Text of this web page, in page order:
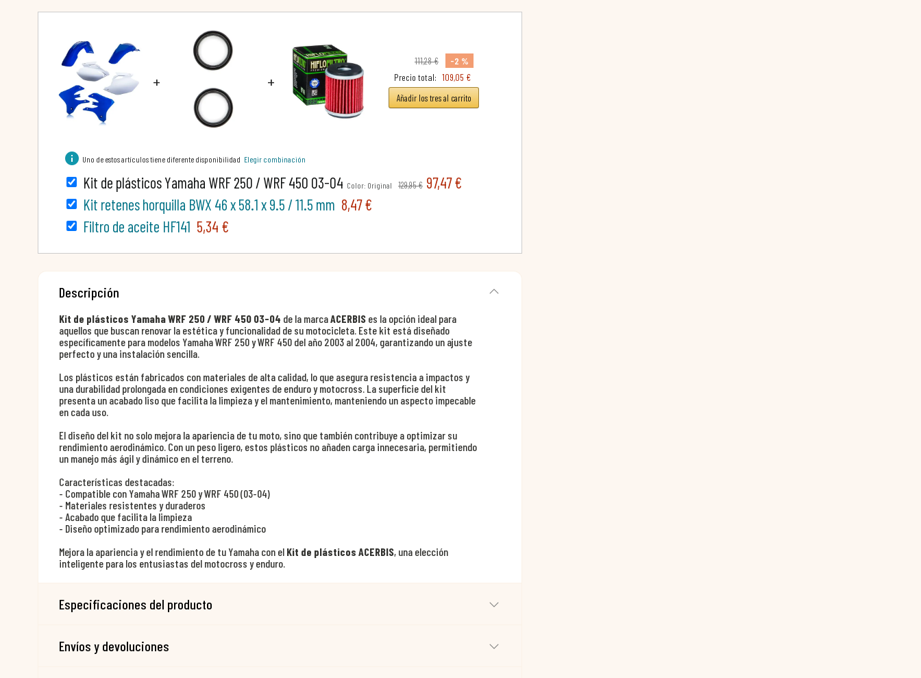
+ +
111,28 €
-2 %
Precio total: 109,05 €
Añadir los tres al carrito
info Uno de estos artículos tiene diferente disponibilidad Elegir combinación
Kit de plásticos Yamaha WRF 250 / WRF 450 03-04 Color: Original 129,95 € 97,47 €
Kit retenes horquilla BWX 46 x 58.1 x 9.5 / 11.5 mm 8,47 €
Filtro de aceite HF141 5,34 €
Descripción
Kit de plásticos Yamaha WRF 250 / WRF 450 03-04 de la marcaACERBIS es la opción ideal para
aquellos que buscan renovar la estética y funcionalidad de su motocicleta. Este kit está diseñado
específicamente para modelos Yamaha WRF 250 y WRF 450 del año 2003 al 2004, garantizando un ajuste
perfecto y una instalación sencilla.
Los plásticos están fabricados con materiales de alta calidad, lo que asegura resistencia a impactos y
una durabilidad prolongada en condiciones exigentes de enduro y motocross. La superficie del kit
presenta un acabado liso que facilita la limpieza y el mantenimiento, manteniendo un aspecto impecable
en cada uso.
El diseño del kit no solo mejora la apariencia de tu moto, sino que también contribuye a optimizar su
rendimiento aerodinámico. Con un peso ligero, estos plásticos no añaden carga innecesaria, permitiendo
un manejo más ágil y dinámico en el terreno.
Características destacadas:
- Compatible con Yamaha WRF 250 y WRF 450 (03-04)
- Materiales resistentes y duraderos
- Acabado que facilita la limpieza
- Diseño optimizado para rendimiento aerodinámico
Mejora la apariencia y el rendimiento de tu Yamaha con el Kit de plásticos ACERBIS, una elección
inteligente para los entusiastas del motocross y enduro.
Especificaciones del producto
Envíos y devoluciones